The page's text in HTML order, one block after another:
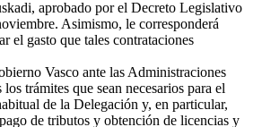
aprobado por el Decreto Legislativo
Asimismo, le corresponderá
el gasto que tales contrataciones
Vasco ante las Administraciones
trámites que sean necesarios para el
de la Delegación y, en particular,
de tributos y obtención de licencias y